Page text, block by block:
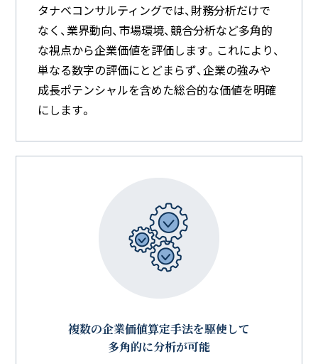
タナベコンサルティングでは、財務分析だけで
なく、業界動向、市場環境、競合分析など多角的
な視点から企業価値を評価します。これにより、
単なる数字の評価にとどまらず、企業の強みや
成長ポテンシャルを含めた総合的な価値を明確
にします。
複数の企業価値算定手法を駆使して
多角的に分析が可能